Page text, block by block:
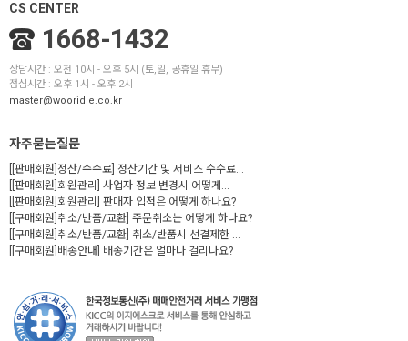
CS CENTER
1668-1432
상담시간 : 오전 10시 - 오후 5시 (토,일, 공휴일 휴무)
점심시간 : 오후 1시 - 오후 2시
master@wooridle.co.kr
자주묻는질문
[[판매회원]정산/수수료] 정산기간 및 서비스 수수료...
[[판매회원]회원관리] 사업자 정보 변경시 어떻게...
[[판매회원]회원관리] 판매자 입점은 어떻게 하나요?
[[구매회원]취소/반품/교환] 주문취소는 어떻게 하나요?
[[구매회원]취소/반품/교환] 취소/반품시 선결제한 ...
[[구매회원]배송안내] 배송기간은 얼마나 걸리나요?